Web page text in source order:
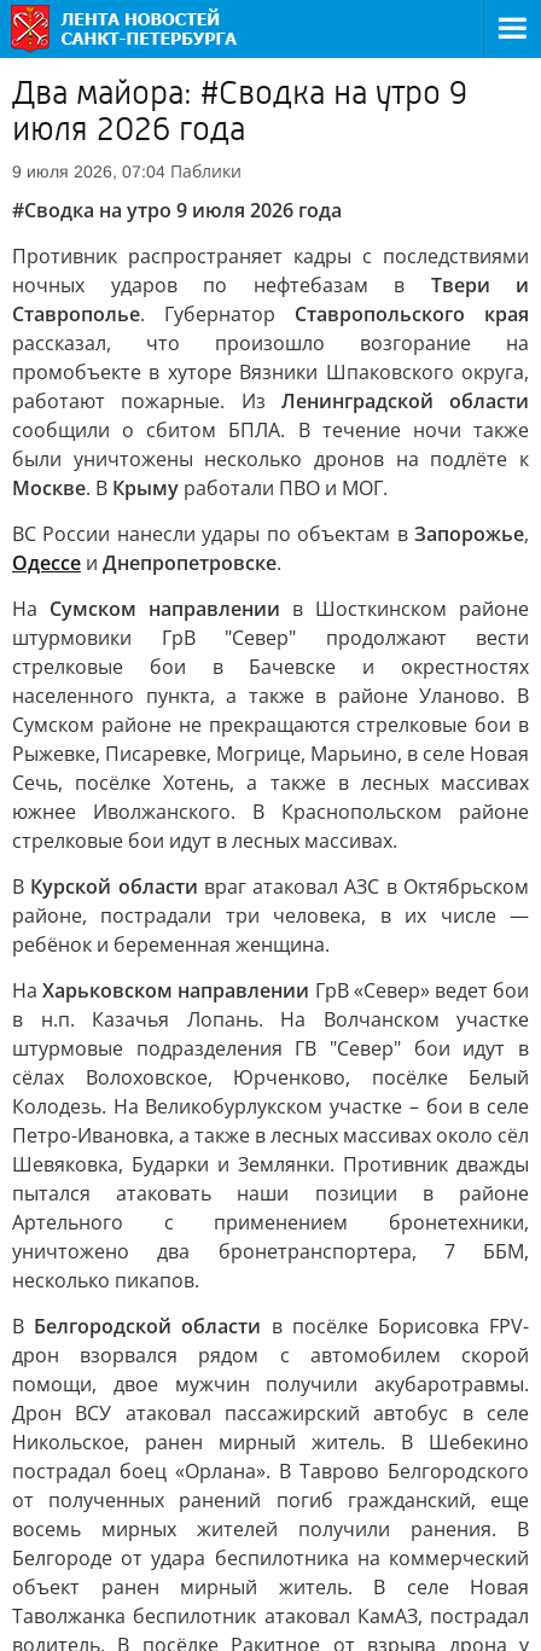
Два майора: #Сводка на утро 9
июля 2026 года
9 июля 2026, 07:04 Паблики
#Сводка на утро 9 июля 2026 года
Противник распространяет кадры с последствиями
ночных ударов по нефтебазам в Твери и
Ставрополье. Губернатор Ставропольского края
рассказал, что произошло возгорание на
промобъекте в хуторе Вязники Шпаковского округа,
работают пожарные. Из Ленинградской области
сообщили о сбитом БПЛА. В течение ночи также
были уничтожены несколько дронов на подлёте к
Москве. В Крыму работали ПВО и МОГ.
ВС России нанесли удары по объектам в Запорожье,
Одессе и Днепропетровске.
На Сумском направлении в Шосткинском районе
штурмовики ГрВ "Север" продолжают вести
стрелковые бои в Бачевске и окрестностях
населенного пункта, а также в районе Уланово. В
Сумском районе не прекращаются стрелковые бои в
Рыжевке, Писаревке, Могрице, Марьино, в селе Новая
Сечь, посёлке Хотень, а также в лесных массивах
южнее Иволжанского. В Краснопольском районе
стрелковые бои идут в лесных массивах.
В Курской области враг атаковал АЗС в Октябрьском
районе, пострадали три человека, в их числе —
ребёнок и беременная женщина.
НаХарьковском направлении ГрВ «Север» ведет бои
в н.п. Казачья Лопань. На Волчанском участке
штурмовые подразделения ГВ "Север" бои идут в
сёлах Волоховское, Юрченково, посёлке Белый
Колодезь. На Великобурлукском участке – бои в селе
Петро-Ивановка, а также в лесных массивах около сёл
Шевяковка, Бударки и Землянки. Противник дважды
пытался атаковать наши позиции в районе
Артельного с применением бронетехники,
уничтожено два бронетранспортера, 7 ББМ,
несколько пикапов.
В Белгородской области в посёлке Борисовка FPV-
дрон взорвался рядом с автомобилем скорой
помощи, двое мужчин получили акубаротравмы.
Дрон ВСУ атаковал пассажирский автобус в селе
Никольское, ранен мирный житель. В Шебекино
пострадал боец «Орлана». В Таврово Белгородского
от полученных ранений погиб гражданский, еще
восемь мирных жителей получили ранения. В
Белгороде от удара беспилотника на коммерческий
объект ранен мирный житель. В селе Новая
Таволжанка беспилотник атаковал КамАЗ, пострадал
водитель. В посёлке Ракитное от взрыва дрона у